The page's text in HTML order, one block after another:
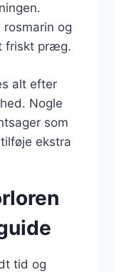
og
friskt præg.
alt efter
Nogle
som
ekstra
tid og